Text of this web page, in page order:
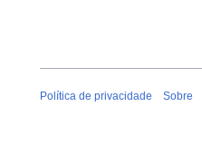
Política de privacidade Sobre